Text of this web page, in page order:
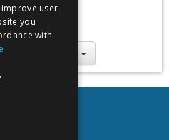
εκδήλωσης
2022 -
2022
στο ημερολόγιο
user
you
with